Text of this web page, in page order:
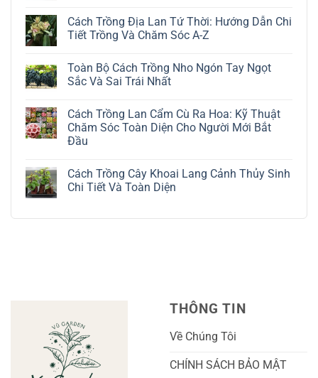
bình
luận
Cây
Đô
La
Thuật
Chăm
Sóc
Lá
Tế
Cách Trồng Địa Lan Tứ Thời: Hướng Dẫn Chi
Tiết Trồng Và Chăm Sóc A-Z
bình
luận
ở
Địa
Lan
Tứ
Thời:
Chi
Tiết
Trồng
Toàn Bộ Cách Trồng Nho Ngón Tay Ngọt
Sắc Và Sai Trái Nhất
bình
luận
ở
Toàn
Trồng
Nho
Ngón
Cách Trồng Lan Cẩm Cù Ra Hoa: Kỹ Thuật
Chăm Sóc Toàn Diện Cho Người Mới Bắt
Đầu
bình
luận
ở
Lan
Cho
Người
Mới
Bắt
Đầu
Cách Trồng Cây Khoai Lang Cảnh Thủy Sinh
Chi Tiết Và Toàn Diện
bình
Chi
Tiết
Và
Toàn
Diện
THÔNG TIN
Về Chúng Tôi
CHÍNH SÁCH BẢO MẬT